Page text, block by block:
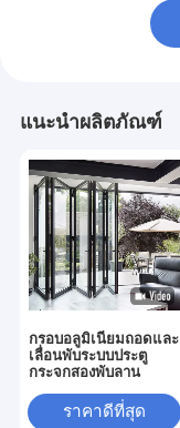
แนะนำผลิตภัณฑ์
กรอบอลูมิเนียมถอดและ
เลื่อนพับระบบประตู
กระจกสองพับลาน
ราคาดีที่สุด